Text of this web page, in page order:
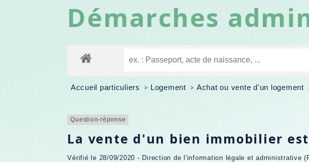
Démarches
Accueil particuliers > Logement > Achat ou vente d'un logement
Question-réponse
La vente d'un bien immobilier
Vérifié le 28/09/2020 - Direction de l'information légale et administrative